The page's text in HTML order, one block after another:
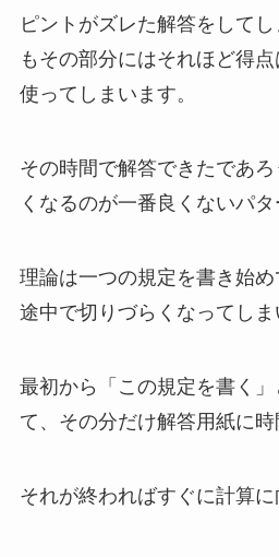
ピントがズレた解答をして
もその部分にはそれほど得
使ってしまいます。
その時間で解答できたであ
くなるのが一番良くないパタ
理論は一つの規定を書き始
途中で切りづらくなってしま
最初から「この規定を書く
て、その分だけ解答用紙に時
それが終わればすぐに計算に